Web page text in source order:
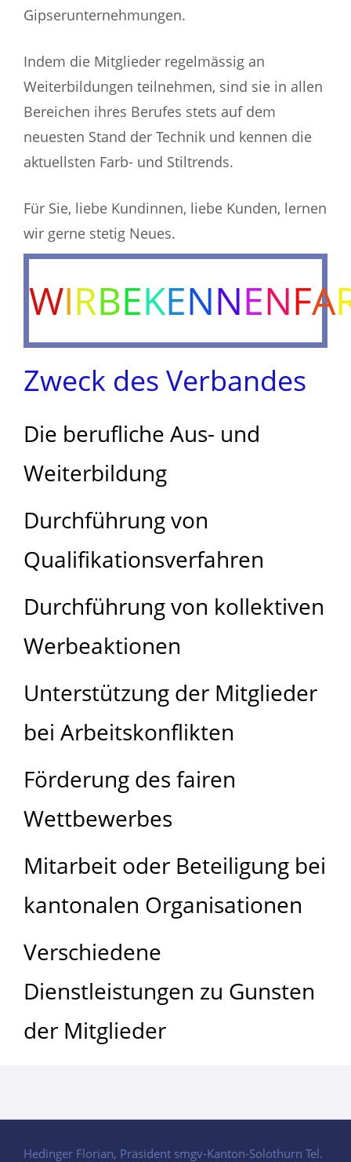
Gipserunternehmungen.
Indem die Mitglieder regelmässig an
Weiterbildungen teilnehmen, sind sie in allen
Bereichen ihres Berufes stets auf dem
neuesten Stand der Technik und kennen die
aktuellsten Farb- und Stiltrends.
Für Sie, liebe Kundinnen, liebe Kunden, lernen
wir gerne stetig Neues.
WIRBEKENNENFA
Zweck des Verbandes
Die berufliche Aus- und
Weiterbildung
Durchführung von
Qualifikationsverfahren
Durchführung von kollektiven
Werbeaktionen
Unterstützung der Mitglieder
bei Arbeitskonflikten
Förderung des fairen
Wettbewerbes
Mitarbeit oder Beteiligung bei
kantonalen Organisationen
Verschiedene
Dienstleistungen zu Gunsten
der Mitglieder
Hedinger Florian, Präsident smgv-Kanton-Solothurn Tel.